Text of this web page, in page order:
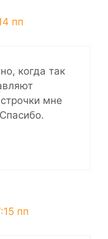
пп
когда так
мне
пп